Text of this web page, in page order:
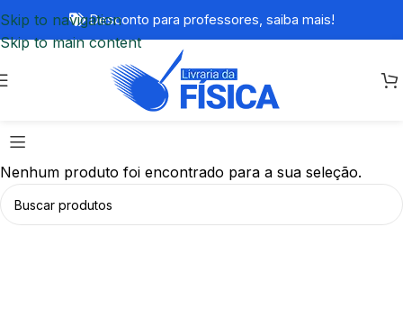
Skip to navigation
Skip to main content
Desconto para professores, saiba mais!
Nenhum produto foi encontrado para a sua seleção.